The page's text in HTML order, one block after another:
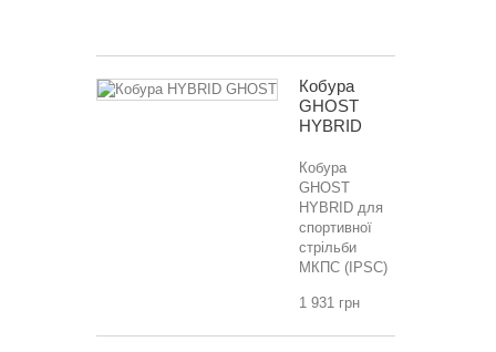
Кобура
GHOST
HYBRID
Кобура
GHOST
HYBRID для
спортивної
стрільби
МКПС (IPSC)
1 931 грн